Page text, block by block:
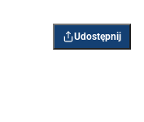
Udostępnij